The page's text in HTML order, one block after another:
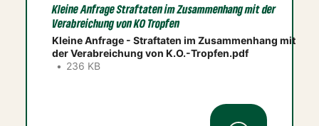
Kleine Anfrage Straftaten im Zusammenhang mit der
Verabreichung von KO Tropfen
Kleine Anfrage - Straftaten im Zusammenhang mit
der Verabreichung von K.O.-Tropfen.pdf
236 KB